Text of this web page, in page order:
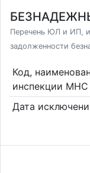
Перечень ЮЛ и ИП,
задолженности
Код,
инспекции МНС
Дата